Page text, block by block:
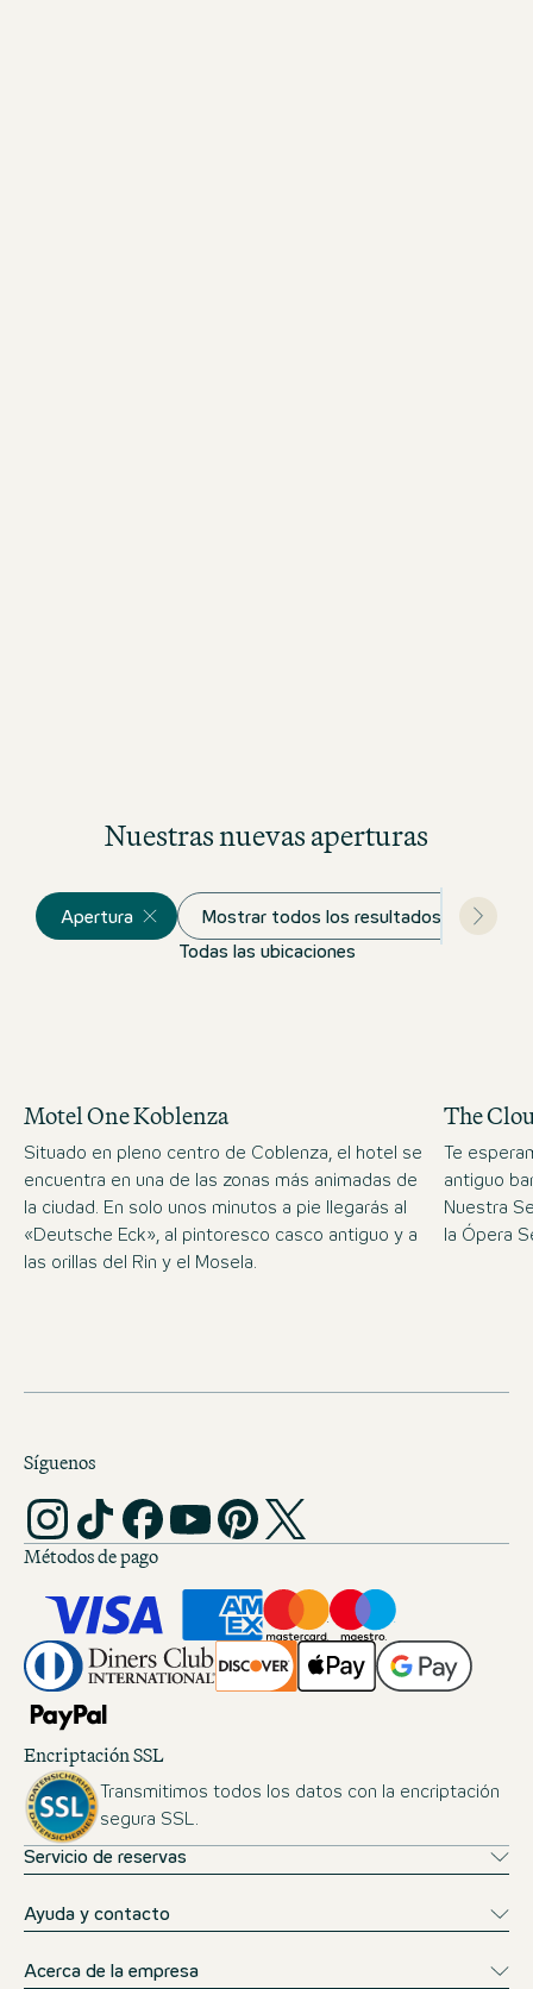
Nuestras nuevas aperturas
Apertura Mostrar todos los resultados
Todas las ubicaciones
Motel One Koblenza
Situado en pleno centro de Coblenza, el hotel se
encuentra en una de las zonas más animadas de
la ciudad. En solo unos minutos a pie llegarás al
«Deutsche Eck», al pintoresco casco antiguo y a
las orillas del Rin y el Mosela.
The
Te
antiguo
Nuestra
la Ópera
Síguenos
Métodos de pago
Encriptación SSL
Transmitimos todos los datos con la encriptación
segura SSL.
Servicio de reservas
Ayuda y contacto
Acerca de la empresa